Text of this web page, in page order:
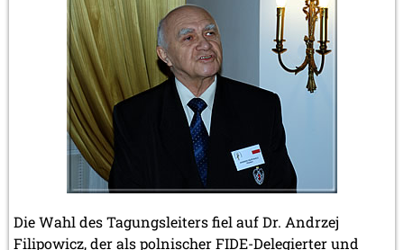
Die Wahl des Tagungsleiters fiel auf Dr. Andrzej
Filipowicz, der als polnischer FIDE-Delegierter und